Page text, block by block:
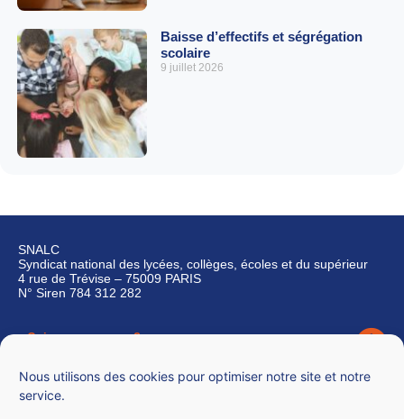
Nous utilisons des cookies pour optimiser notre site et notre
service.
Baisse d’effectifs et ségrégation
scolaire
9 juillet 2026
SNALC
Syndicat national des lycées, collèges, écoles et du supérieur
4 rue de Trévise – 75009 PARIS
N° Siren 784 312 282
Qui sommes-nous ?